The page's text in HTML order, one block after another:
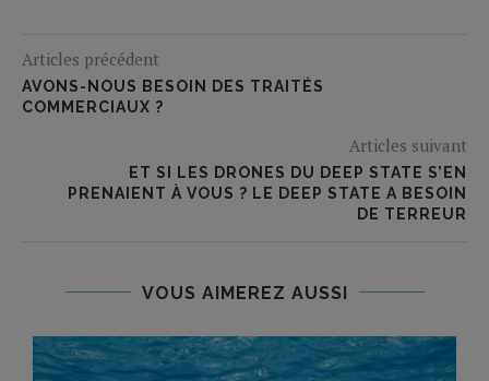
Articles précédent
AVONS-NOUS BESOIN DES TRAITÉS
COMMERCIAUX ?
Articles suivant
ET SI LES DRONES DU DEEP STATE S’EN
PRENAIENT À VOUS ? LE DEEP STATE A BESOIN
DE TERREUR
VOUS AIMEREZ AUSSI